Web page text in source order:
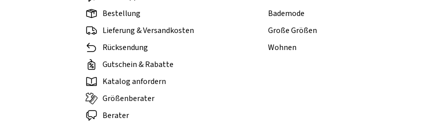
Bestellung
Lieferung & Versandkosten
Rücksendung
Gutschein & Rabatte
Katalog anfordern
Größenberater
Berater
Bademode
Große Größen
Wohnen